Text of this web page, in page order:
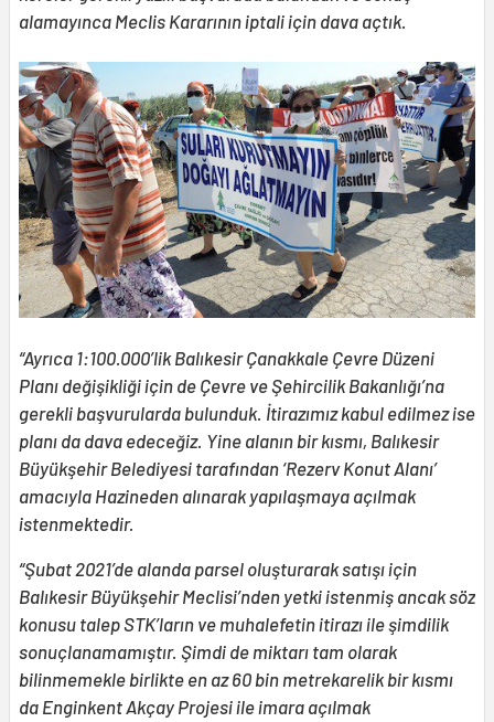
alamayınca Meclis Kararının iptali için dava açtık.
“Ayrıca 1:100.000’lik Balıkesir Çanakkale Çevre Düzeni
Planı değişikliği için de Çevre ve Şehircilik Bakanlığı’na
gerekli başvurularda bulunduk. İtirazımız kabul edilmez ise
planı da dava edeceğiz. Yine alanın bir kısmı, Balıkesir
Büyükşehir Belediyesi tarafından ‘Rezerv Konut Alanı’
amacıyla Hazineden alınarak yapılaşmaya açılmak
istenmektedir.
“Şubat 2021’de alanda parsel oluşturarak satışı için
Balıkesir Büyükşehir Meclisi’nden yetki istenmiş ancak söz
konusu talep STK’ların ve muhalefetin itirazı ile şimdilik
sonuçlanamamıştır. Şimdi de miktarı tam olarak
bilinmemekle birlikte en az 60 bin metrekarelik bir kısmı
da Enginkent Akçay Projesi ile imara açılmak